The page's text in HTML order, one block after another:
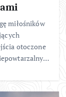
miłośników
otoczone